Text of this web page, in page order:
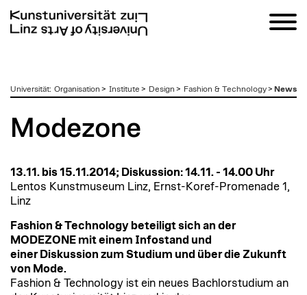
zumUniversität: Organisation > Institute > Design > Fashion & Technology> News
Modezone
13.11. bis 15.11.2014; Diskussion: 14.11. - 14.00 Uhr
Lentos Kunstmuseum Linz, Ernst-Koref-Promenade 1,
Linz
Fashion & Technology beteiligt sich an der
MODEZONE mit einem Infostand und
einer Diskussion zum Studium und über die Zukunft
von Mode.
Fashion & Technology ist ein neues Bachlorstudium an